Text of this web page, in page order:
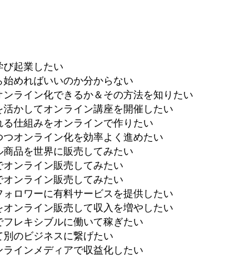
起業したい
めればいいのか分からない
ライン化できるか＆その方法を知りたい
かしてオンライン講座を開催したい
仕組みをオンラインで作りたい
オンライン化を効率よく進めたい
品を世界に販売してみたい
ンライン販売してみたい
ンライン販売してみたい
ロワーに有料サービスを提供したい
ンライン販売して収入を増やしたい
レキシブルに働いて稼ぎたい
のビジネスに繋げたい
ラインメディアで収益化したい